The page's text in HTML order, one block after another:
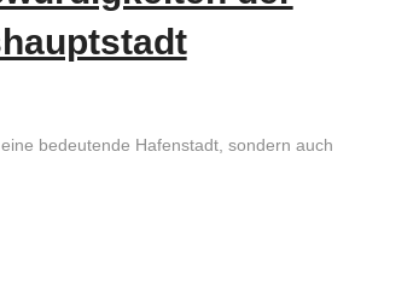
bedeutende Hafenstadt, sondern auch